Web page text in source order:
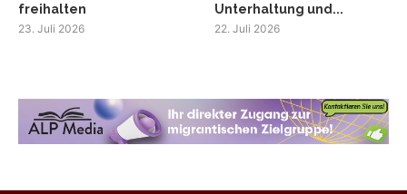
freihalten
23. Juli 2026
Unterhaltung und...
22. Juli 2026